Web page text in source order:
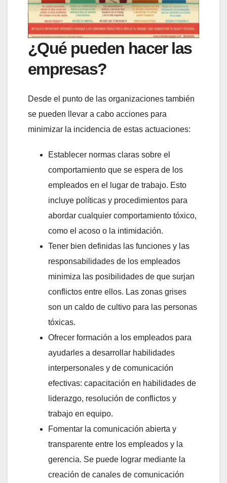
¿Qué pueden hacer las
empresas?
Desde el punto de las organizaciones también
se pueden llevar a cabo acciones para
minimizar la incidencia de estas actuaciones:
Establecer normas claras sobre el
comportamiento que se espera de los
empleados en el lugar de trabajo. Esto
incluye políticas y procedimientos para
abordar cualquier comportamiento tóxico,
como el acoso o la intimidación.
Tener bien definidas las funciones y las
responsabilidades de los empleados
minimiza las posibilidades de que surjan
conflictos entre ellos. Las zonas grises
son un caldo de cultivo para las personas
tóxicas.
Ofrecer formación a los empleados para
ayudarles a desarrollar habilidades
interpersonales y de comunicación
efectivas: capacitación en habilidades de
liderazgo, resolución de conflictos y
trabajo en equipo.
Fomentar la comunicación abierta y
transparente entre los empleados y la
gerencia. Se puede lograr mediante la
creación de canales de comunicación